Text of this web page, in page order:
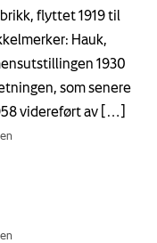
flyttet 1919 til
Hauk,
1930
som senere
videreført av […]